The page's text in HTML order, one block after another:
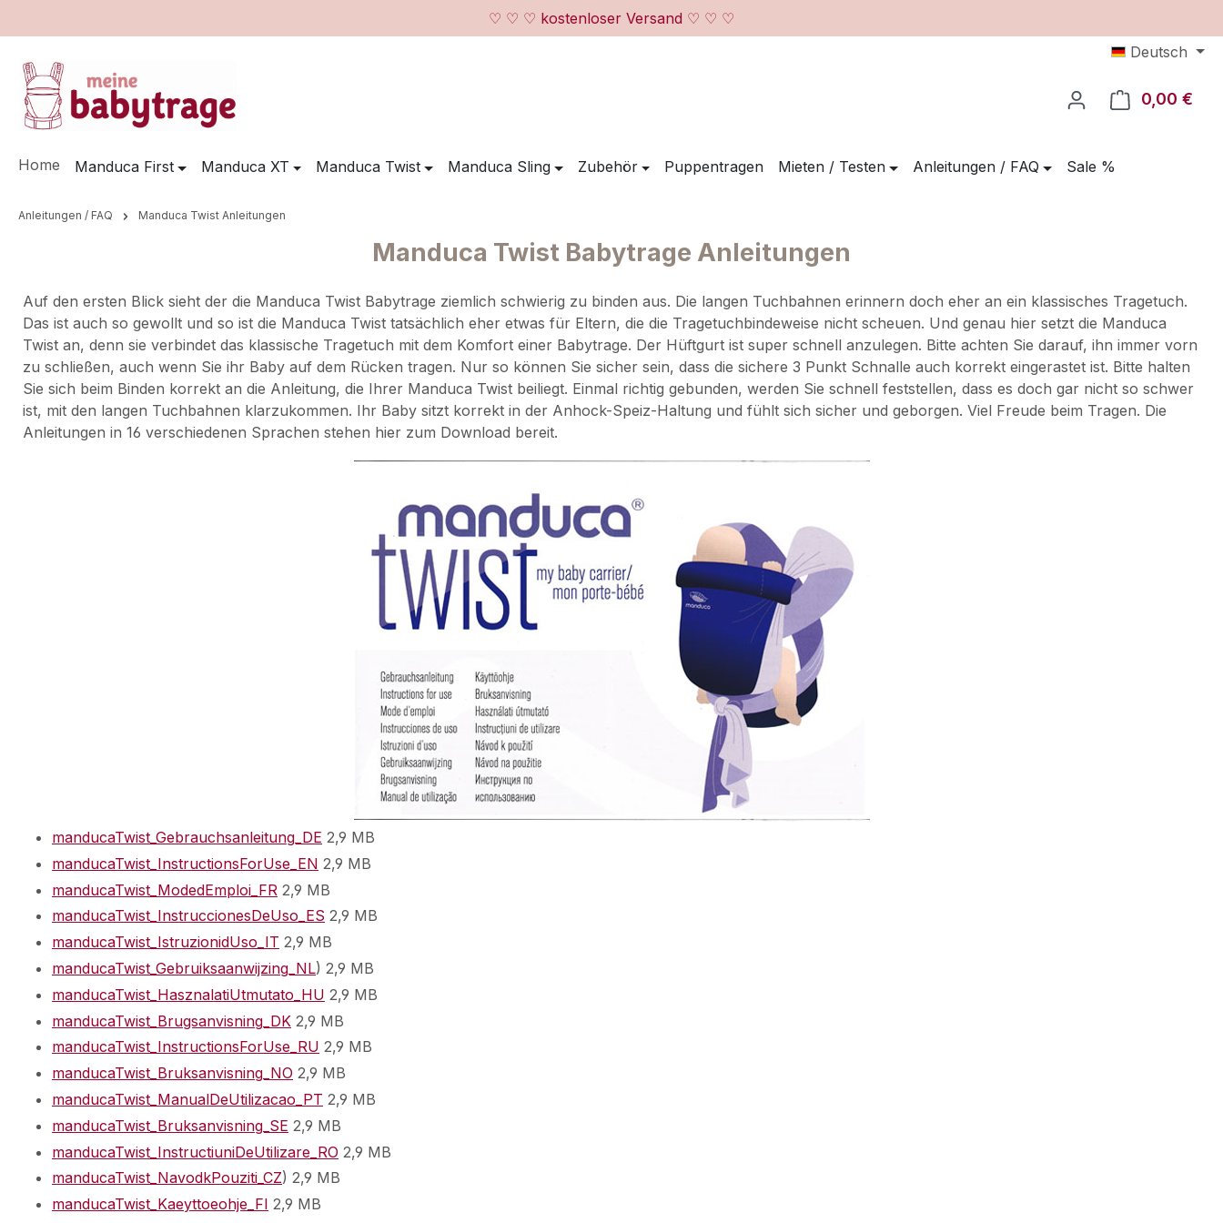
♡ ♡ ♡ kostenloser Versand ♡ ♡ ♡
Deutsch
0,00 €
Home Manduca First Manduca XT Manduca Twist Manduca Sling Zubehör Puppentragen Mieten / Testen Anleitungen / FAQ Sale %
Anleitungen / FAQ Manduca Twist Anleitungen
Manduca Twist Babytrage Anleitungen
Auf den ersten Blick sieht der die Manduca Twist Babytrage ziemlich schwierig zu binden aus. Die langen Tuchbahnen erinnern doch eher an ein klassisches Tragetuch.
Das ist auch so gewollt und so ist die Manduca Twist tatsächlich eher etwas für Eltern, die die Tragetuchbindeweise nicht scheuen. Und genau hier setzt die Manduca
Twist an, denn sie verbindet das klassische Tragetuch mit dem Komfort einer Babytrage. Der Hüftgurt ist super schnell anzulegen. Bitte achten Sie darauf, ihn immer vorn
zu schließen, auch wenn Sie ihr Baby auf dem Rücken tragen. Nur so können Sie sicher sein, dass die sichere 3 Punkt Schnalle auch korrekt eingerastet ist. Bitte halten
Sie sich beim Binden korrekt an die Anleitung, die Ihrer Manduca Twist beiliegt. Einmal richtig gebunden, werden Sie schnell feststellen, dass es doch gar nicht so schwer
ist, mit den langen Tuchbahnen klarzukommen. Ihr Baby sitzt korrekt in der Anhock-Speiz-Haltung und fühlt sich sicher und geborgen. Viel Freude beim Tragen. Die
Anleitungen in 16 verschiedenen Sprachen stehen hier zum Download bereit.
manducaTwist_Gebrauchsanleitung_DE 2,9 MB
manducaTwist_InstructionsForUse_EN 2,9 MB
manducaTwist_ModedEmploi_FR 2,9 MB
manducaTwist_InstruccionesDeUso_ES 2,9 MB
manducaTwist_IstruzionidUso_IT 2,9 MB
manducaTwist_Gebruiksaanwijzing_NL) 2,9 MB
manducaTwist_HasznalatiUtmutato_HU 2,9 MB
manducaTwist_Brugsanvisning_DK 2,9 MB
manducaTwist_InstructionsForUse_RU 2,9 MB
manducaTwist_Bruksanvisning_NO 2,9 MB
manducaTwist_ManualDeUtilizacao_PT 2,9 MB
manducaTwist_Bruksanvisning_SE 2,9 MB
manducaTwist_InstructiuniDeUtilizare_RO 2,9 MB
manducaTwist_NavodkPouziti_CZ) 2,9 MB
manducaTwist_Kaeyttoeohje_FI 2,9 MB